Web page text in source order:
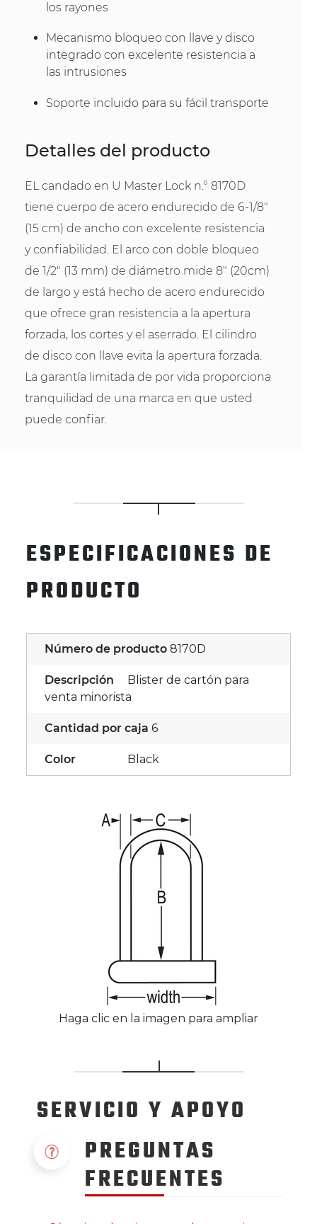
los rayones
Mecanismo bloqueo con llave y disco
integrado con excelente resistencia a
las intrusiones
Soporte incluido para su fácil transporte
Detalles del producto
EL candado en U Master Lock n.° 8170D
tiene cuerpo de acero endurecido de 6-1/8"
(15 cm) de ancho con excelente resistencia
y confiabilidad. El arco con doble bloqueo
de 1/2" (13 mm) de diámetro mide 8" (20cm)
de largo y está hecho de acero endurecido
que ofrece gran resistencia a la apertura
forzada, los cortes y el aserrado. El cilindro
de disco con llave evita la apertura forzada.
La garantía limitada de por vida proporciona
tranquilidad de una marca en que usted
puede confiar.
ESPECIFICACIONES DE
PRODUCTO
Número de producto 8170D
Descripción
Blister de cartón para
venta minorista
Cantidad por caja 6
Color Black
Haga clic en la imagen para ampliar
SERVICIO Y APOYO
PREGUNTAS
FRECUENTES